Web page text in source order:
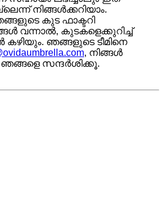
നിങ്ങൾക്കറിയാം.
കുട ഫാക്ടറി
വന്നാൽ, കുടകളെക്കുറിച്ച്
ഞങ്ങളുടെ ടീമിനെ
, നിങ്ങൾ
സന്ദർശിക്കൂ.